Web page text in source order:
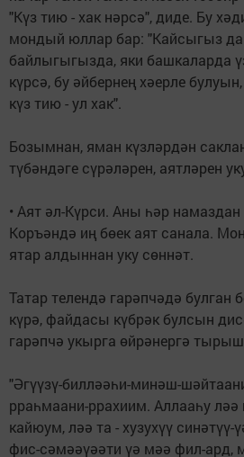
"Күз тию - хак нәрсә", диде. Бу
мондый юллар бар: "Кайсыгыз да
байлыгыгызда, яки башкаларда
күрсә, бу әйбернең хәерле
күз тию - ул хак".
Бозымнан, яман күзләрдән
түбәндәге сүрәләрен, аятләрен
• Аят әл-Күрси. Аны һәр
Коръәндә иң бөек аят санала.
ятар алдыннан уку сөннәт.
Татар телендә гарәпчәдә булган
күрә, файдасы күбрәк булсын
гарәпчә укырга өйрәнергә
"Әгүүзү-билләәһи-минәш-
рраһмаани-ррахиим. Аллааһу ләә
кайюум, ләә та - хузухүү
фис-сәмәәүәәти үә мәә фил-ард,